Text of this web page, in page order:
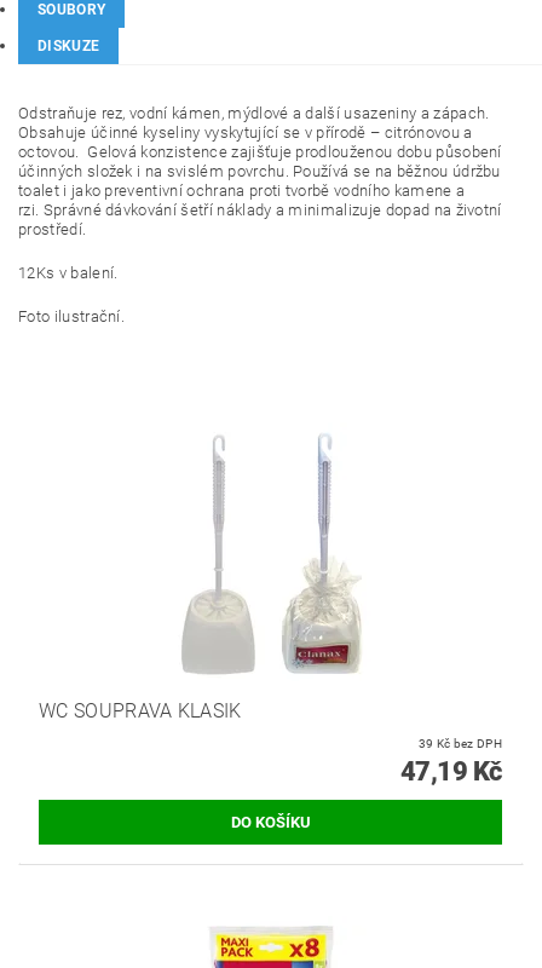
SOUBORY
DISKUZE
Odstraňuje rez, vodní kámen, mýdlové a další usazeniny a zápach.
Obsahuje účinné kyseliny vyskytující se v přírodě – citrónovou a
octovou. Gelová konzistence zajišťuje prodlouženou dobu působení
účinných složek i na svislém povrchu. Používá se na běžnou údržbu
toalet i jako preventivní ochrana proti tvorbě vodního kamene a
rzi. Správné dávkování šetří náklady a minimalizuje dopad na životní
prostředí.
12Ks v balení.
Foto ilustrační.
WC SOUPRAVA KLASIK
39 Kč bez DPH
47,19 Kč